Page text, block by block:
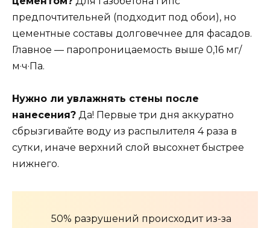
предпочтительней (подходит под обои), но
цементные составы долговечнее для фасадов.
Главное — паропроницаемость выше 0,16 мг/
м·ч·Па.
Нужно ли увлажнять стены после
нанесения? Да! Первые три дня аккуратно
сбрызгивайте воду из распылителя 4 раза в
сутки, иначе верхний слой высохнет быстрее
нижнего.
50% разрушений происходит из-за